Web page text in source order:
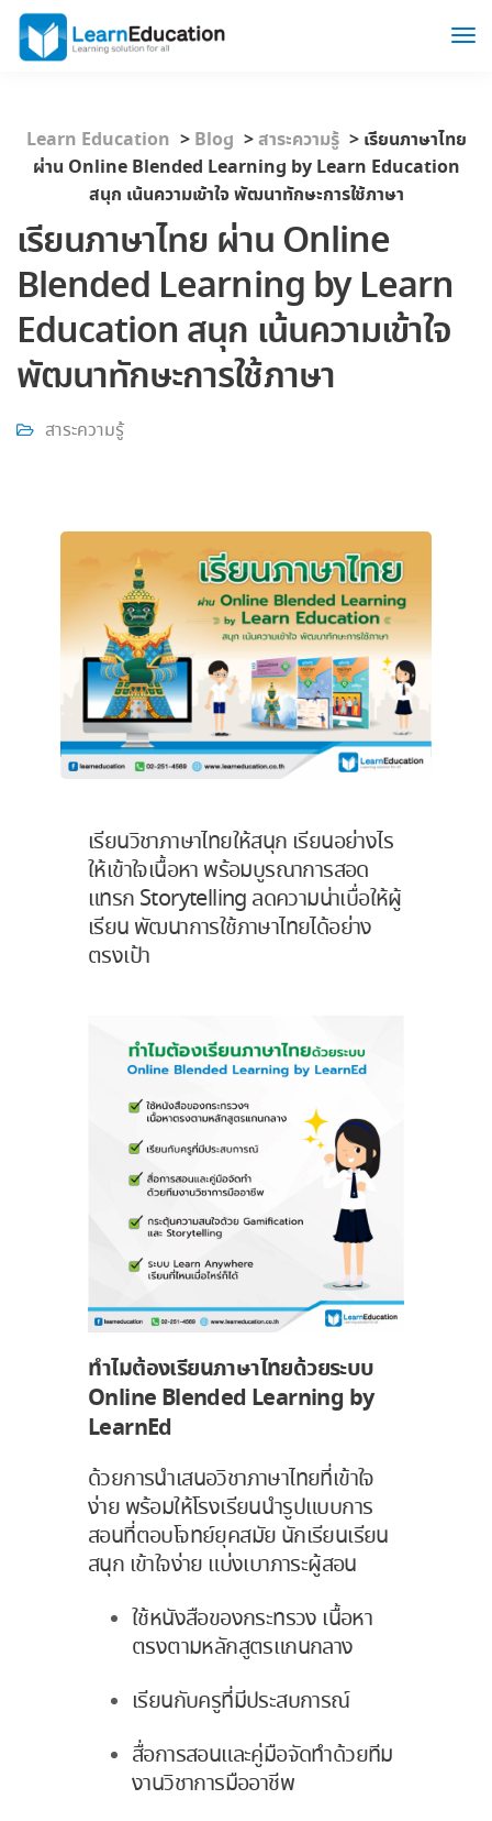
Learn Education > Blog >สาระความรู้ > เรียนภาษาไทย
ผ่าน Online Blended Learning by Learn Education
สนุก เน้นความเข้าใจ พัฒนาทักษะการใช้ภาษา
เรียนภาษาไทย ผ่าน Online
Blended Learning by Learn
Education สนุก เน้นความเข้าใจ
พัฒนาทักษะการใช้ภาษา
สาระความรู้
เรียนวิชาภาษาไทยให้สนุก เรียนอย่างไร
ให้เข้าใจเนื้อหา พร้อมบูรณาการสอด
แทรก Storytelling ลดความน่าเบื่อให้ผู้
เรียน พัฒนาการใช้ภาษาไทยได้อย่าง
ตรงเป้า
ทำไมต้องเรียนภาษาไทยด้วยระบบ
Online Blended Learning by
LearnEd
ด้วยการนำเสนอวิชาภาษาไทยที่เข้าใจ
ง่าย พร้อมให้โรงเรียนนำรูปแบบการ
สอนที่ตอบโจทย์ยุคสมัย นักเรียนเรียน
สนุก เข้าใจง่าย แบ่งเบาภาระผู้สอน
ใช้หนังสือของกระทรวง เนื้อหา
ตรงตามหลักสูตรแกนกลาง
เรียนกับครูที่มีประสบการณ์
สื่อการสอนและคู่มือจัดทำด้วยทีม
งานวิชาการมืออาชีพ